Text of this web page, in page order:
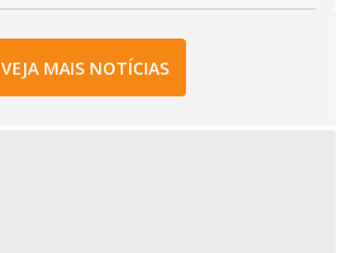
VEJA MAIS NOTÍCIAS